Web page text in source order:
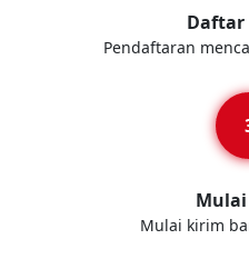
Daftar
Pendaftaran
Mulai kirim